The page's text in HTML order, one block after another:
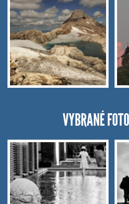
VYBRANÉ